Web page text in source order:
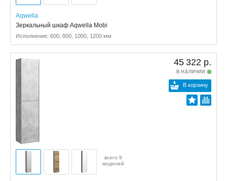
Aqwella
Зеркальный шкаф Aqwella Mobi
Исполнение: 600, 800, 1000, 1200 мм
45 322 р.
в наличии
В корзину
всего 9
моделей